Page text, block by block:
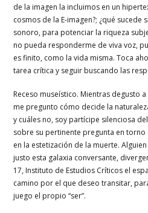
de la imagen la incluimos en un
cosmos de la E-imagen?; ¿qué
sonoro, para potenciar la riqueza
no pueda responderme de viva voz,
es finito, como la vida misma. Toca
tarea crítica y seguir buscando las
Receso museístico. Mientras degusto
me pregunto cómo decide la
y cuáles no, soy partícipe silenciosa
sobre su pertinente pregunta en torno
en la estetización de la muerte.
justo esta galaxia conversante,
17, Instituto de Estudios Críticos el
camino por el que deseo transitar,
juego el propio “ser”.